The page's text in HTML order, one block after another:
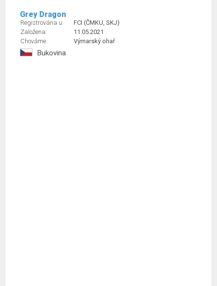
Grey Dragon
Registrována u:
FCI (ČMKU, SKJ)
Založena:
11.05.2021
Chováme:
Výmarský ohař
Bukovina